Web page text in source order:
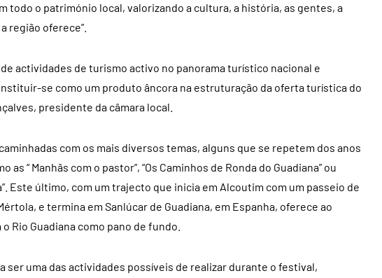
o património local, valorizando a cultura, a história, as gentes, a
região oferece”.
actividades de turismo activo no panorama turístico nacional e
se como um produto âncora na estruturação da oferta turística do
presidente da câmara local.
com os mais diversos temas, alguns que se repetem dos anos
“ Manhãs com o pastor”, “Os Caminhos de Ronda do Guadiana” ou
Este último, com um trajecto que inicia em Alcoutim com um passeio de
e termina em Sanlúcar de Guadiana, em Espanha, oferece ao
Rio Guadiana como pano de fundo.
ser uma das actividades possíveis de realizar durante o festival,